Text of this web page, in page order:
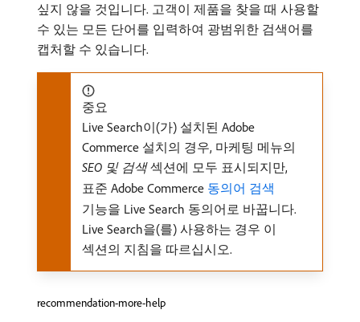
싶지 않을 것입니다. 고객이 제품을 찾을 때 사용할
수 있는 모든 단어를 입력하여 광범위한 검색어를
캡처할 수 있습니다.
중요
Live Search이(가) 설치된 Adobe
Commerce 설치의 경우, 마케팅 메뉴의
SEO 및 검색섹션에 모두 표시되지만,
표준 Adobe Commerce 동의어 검색
기능을 Live Search 동의어로 바꿉니다.
Live Search을(를) 사용하는 경우 이
섹션의 지침을 따르십시오.
recommendation-more-help